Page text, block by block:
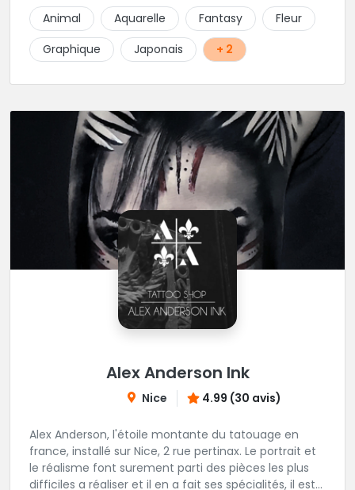
On vient de très loin pour se faire tatouer par cette
artiste ! N'hésitez pas à la contacter par téléphone:
0648079720 ou messages sur Instagram ou
Facebook.
Animal Aquarelle Fantasy
Fleur
Graphique
Japonais + 2
Alex Anderson Ink
Nice 4.99 (30 avis)
Alex Anderson, l'étoile montante du tatouage en
france, installé sur Nice, 2 rue pertinax. Le portrait et
le réalisme font surement parti des pièces les plus
difficiles a réaliser et il en a fait ses spécialités, il est